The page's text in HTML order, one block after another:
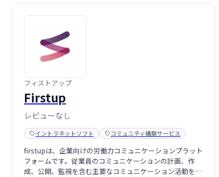
フィストアップ
Firstup
レビューなし
イントラネットソフト コミュニティ構築サービス
firstupは、企業向けの労働力コミュニケーションプラット
フォームです。従業員のコミュニケーションの計画、作
成、公開、監視を含む主要なコミュニケーション活動を行